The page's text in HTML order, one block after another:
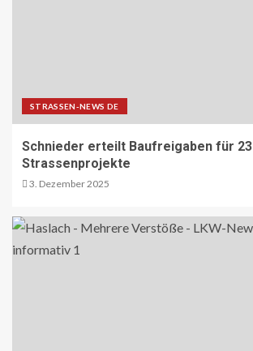
STRASSEN-NEWS DE
Schnieder erteilt Baufreigaben für 23
Strassenprojekte
3. Dezember 2025